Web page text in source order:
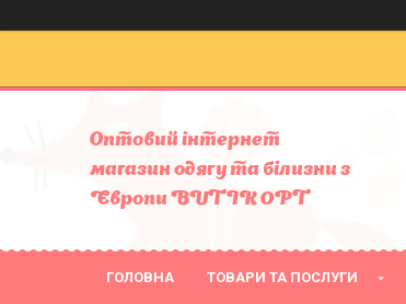
Оптовий інтернет
магазин одягу та білизни з
Європи BUTIK OPT
ГОЛОВНА ТОВАРИ ТА ПОСЛУГИ